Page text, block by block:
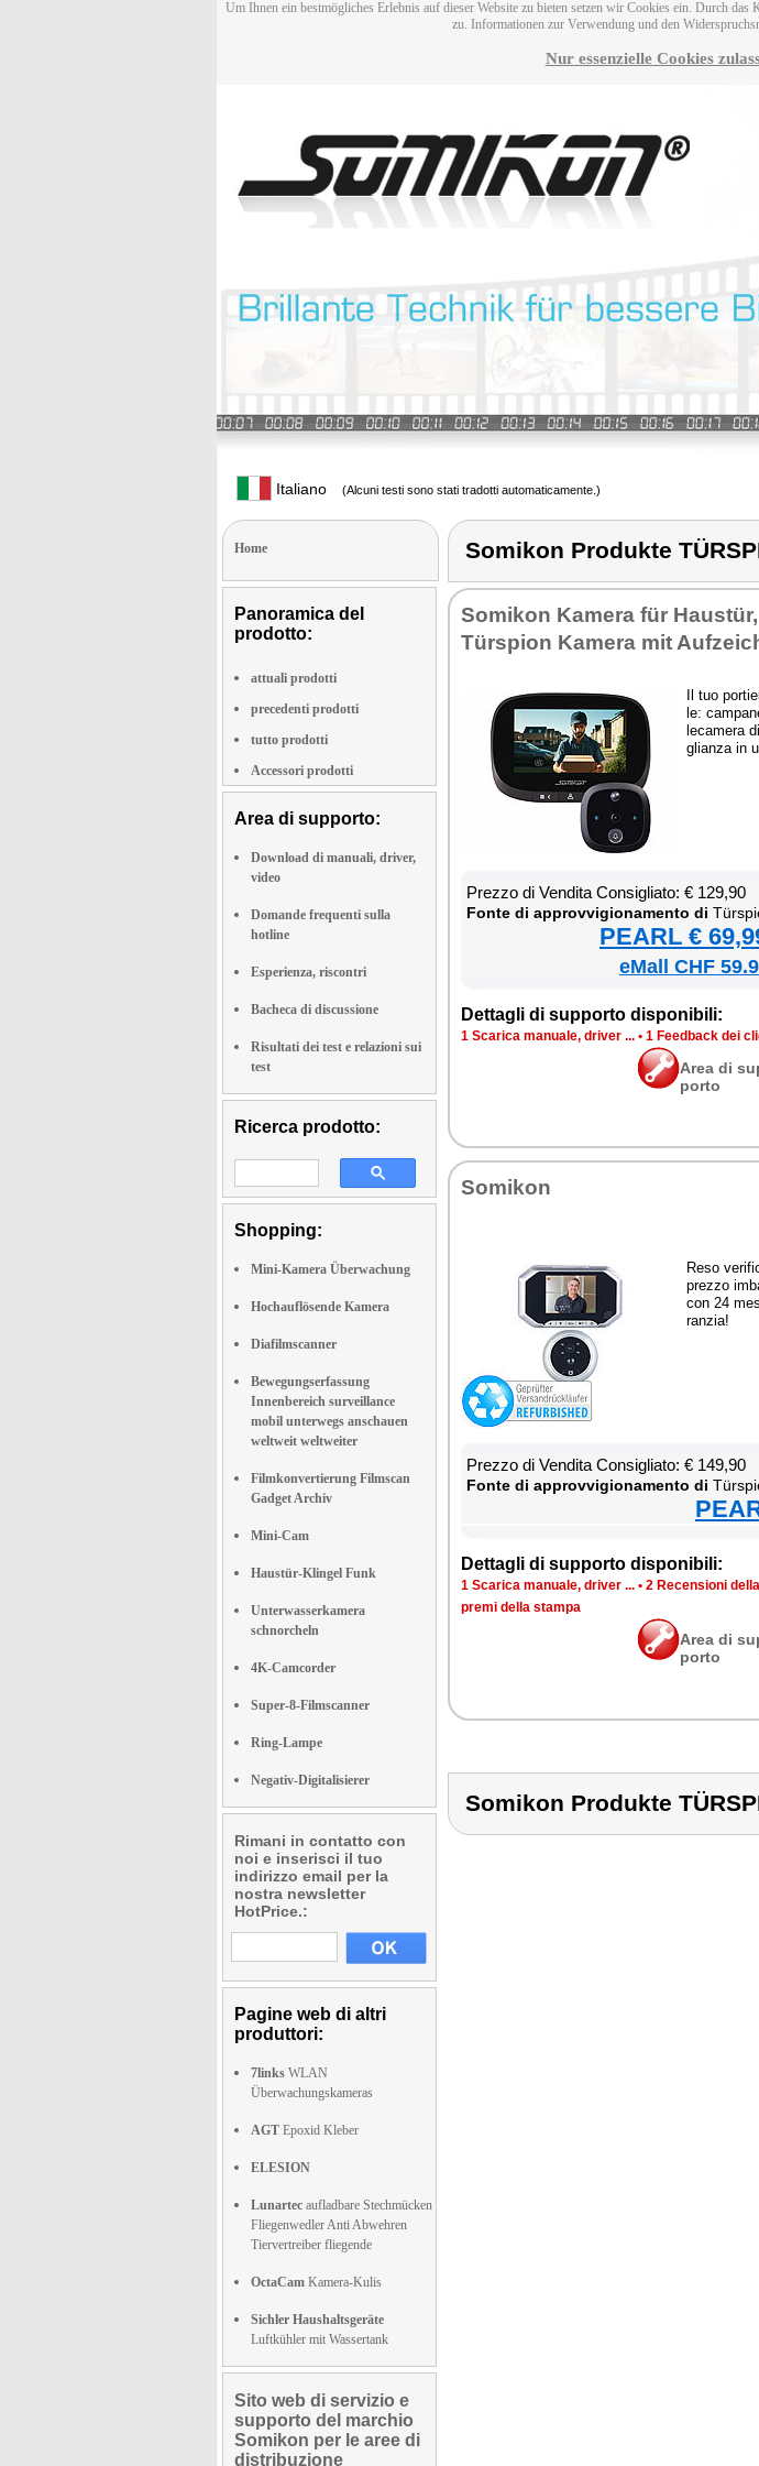
Um Ihnen ein bestmögliches Erlebnis auf dieser Website zu bieten setzen wir Cookies ein. Durch
zu. Informationen zur Verwendung und den
Nur essenzielle Cookies
Italiano (Alcuni testi sono stati tradotti automaticamente.)
Home
Panoramica del
prodotto:
attuali prodotti
precedenti prodotti
tutto prodotti
Accessori prodotti
Area di supporto:
Download di manuali, driver,
video
Domande frequenti sulla
hotline
Esperienza, riscontri
Bacheca di discussione
Risultati dei test e relazioni sui
test
Ricerca prodotto:
Shopping:
Mini-Kamera Überwachung
Hochauflösende Kamera
Diafilmscanner
Bewegungserfassung
Innenbereich surveillance
mobil unterwegs anschauen
weltweit weltweiter
Filmkonvertierung Filmscan
Gadget Archiv
Mini-Cam
Haustür-Klingel Funk
Unterwasserkamera
schnorcheln
4K-Camcorder
Super-8-Filmscanner
Ring-Lampe
Negativ-Digitalisierer
Rimani in contatto con
noi e inserisci il tuo
indirizzo email per la
nostra newsletter
HotPrice.:
Pagine web di altri
produttori:
7links WLAN
Überwachungskameras
AGT Epoxid Kleber
ELESION
Lunartec aufladbare Stechmücken
Fliegenwedler Anti Abwehren
Tiervertreiber fliegende
OctaCam Kamera-Kulis
Sichler Haushaltsgeräte
Luftkühler mit Wassertank
Sito web di servizio e
supporto del marchio
Somikon per le aree di
distribuzione
Somikon Produkte
So­mi­kon Ka­me­ra für Hau­stür,
Türspion Ka­me­ra mit
Il tuo
le:
le­ca­me­ra
glian­za in
Prez­zo di Ven­di­ta Con­si­glia­to: € 129,90
Fon­te di ap­prov­vi­gio­na­men­to di Türspion-
PEARL €
eMall CHF
Det­ta­gli di sup­por­to di­spo­ni­bi­li:
1 Sca­ri­ca ma­nua­le, dri­ver ... • 1 Feed­back dei
Area di
por­to
So­mi­kon
Re­so
prez­zo
con 24
ran­zia!
Prez­zo di Ven­di­ta Con­si­glia­to: € 149,90
Fon­te di ap­prov­vi­gio­na­men­to di Türspion-
Det­ta­gli di sup­por­to di­spo­ni­bi­li:
1 Sca­ri­ca ma­nua­le, dri­ver ... • 2 Re­cen­sio­ni
pre­mi del­la stam­pa
Area di
por­to
Somikon Produkte